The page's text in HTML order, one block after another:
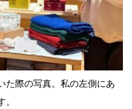
た際の写真。私の左側にあ